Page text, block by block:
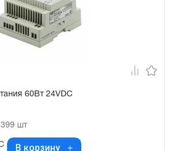
60Вт 24VDC
шт
В корзину